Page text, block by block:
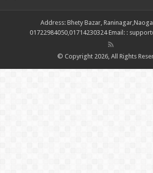
Address: Bhety Bazar,
01722984050,01714230324 Email: :
© Copyright 2026, All Rights